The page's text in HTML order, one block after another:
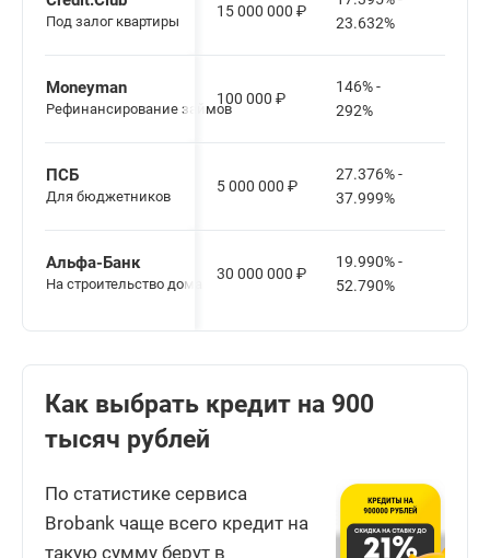
Под залог квартиры
15 000 000 ₽
23.632%
Moneyman
Рефинансирование займов
100 000 ₽
146% -
292%
ПСБ
Для бюджетников
5 000 000 ₽
27.376% -
37.999%
Альфа-Банк
На строительство дома
30 000 000 ₽
19.990% -
52.790%
Как выбрать кредит на 900
тысяч рублей
По статистике сервиса
Brobank чаще всего кредит на
такую сумму берут в